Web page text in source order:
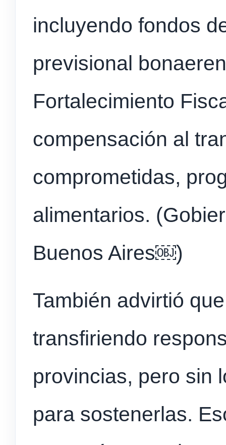
incluyendo fondos
previsional
Fortalecimiento
compensación al
comprometidas,
alimentarios.
Buenos Aires⁠￼)
También advirtió
transfiriendo
provincias, pero sin
para sostenerlas.